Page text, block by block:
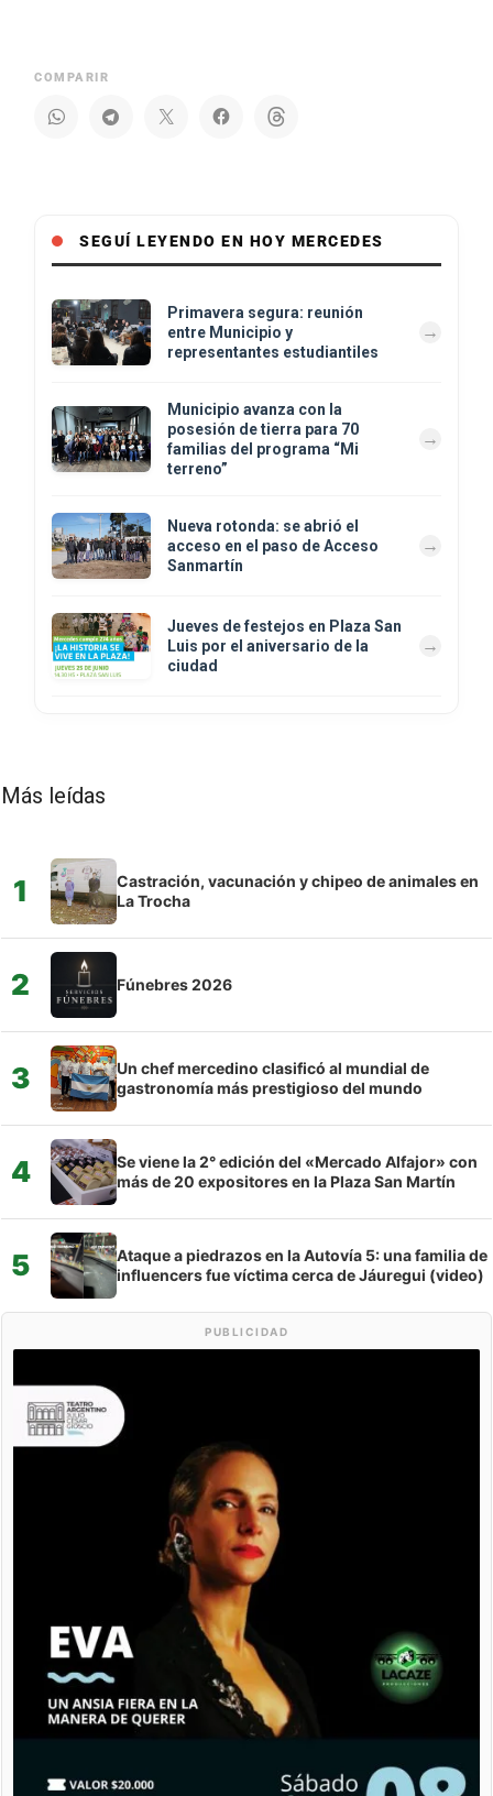
COMPARIR
SEGUÍ LEYENDO EN HOY MERCEDES
Primavera segura: reunión
entre Municipio y
representantes estudiantiles
Municipio avanza con la
posesión de tierra para 70
familias del programa “Mi
terreno”
Nueva rotonda: se abrió el
acceso en el paso de Acceso
Sanmartín
Jueves de festejos en Plaza San
Luis por el aniversario de la
ciudad
Más leídas
1
Castración, vacunación y chipeo de animales en
La Trocha
2 Fúnebres 2026
3
Un chef mercedino clasificó al mundial de
gastronomía más prestigioso del mundo
4
Se viene la 2° edición del «Mercado Alfajor» con
más de 20 expositores en la Plaza San Martín
5
Ataque a piedrazos en la Autovía 5: una familia de
influencers fue víctima cerca de Jáuregui (video)
PUBLICIDAD